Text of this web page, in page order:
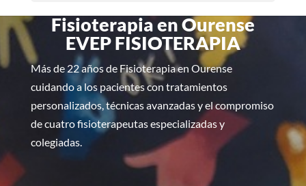
Fisioterapia en Ourense
EVEP FISIOTERAPIA
Más de 22 años de Fisioterapia en Ourense
cuidando a los pacientes con tratamientos
personalizados, técnicas avanzadas y el compromiso
de cuatro fisioterapeutas especializadas y
colegiadas.